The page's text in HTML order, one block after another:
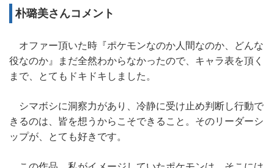
朴璐美さんコメント
オファー頂いた時『ポケモンなのか人間なのか、どんな
役なのか』まだ全然わからなかったので、キャラ表を頂く
まで、とてもドキドキしました。
シマボシに洞察力があり、冷静に受け止め判断し行動で
きるのは、皆を想うからこそできること。そのリーダーシ
ップが、とても好きです。